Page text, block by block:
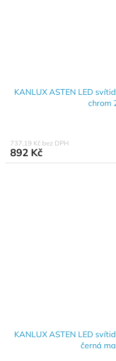
KANLUX ASTEN LED
chrom
737,19 Kč bez DPH
892 Kč
KANLUX ASTEN LED
černá